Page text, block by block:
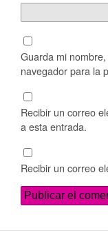
Guarda mi
navegador para la
Recibir un correo
a esta entrada.
Recibir un correo